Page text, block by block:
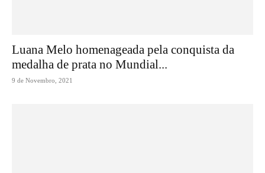
Luana Melo homenageada pela conquista da
medalha de prata no Mundial...
9 de Novembro, 2021